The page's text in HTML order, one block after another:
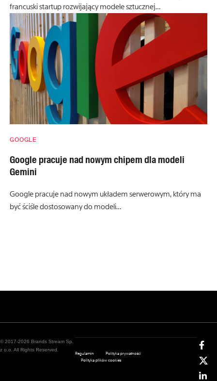
francuski startup rozwijający modele sztucznej…
GOOGLE
Google pracuje nad nowym chipem dla modeli
Gemini
Google pracuje nad nowym układem serwerowym, który ma
być ściśle dostosowany do modeli…
© 2017-2026 Brands Stream Sp.
z o.o. All Rights Reserved.
Regulamin
Polityka prywatności
Polityka plików cookies